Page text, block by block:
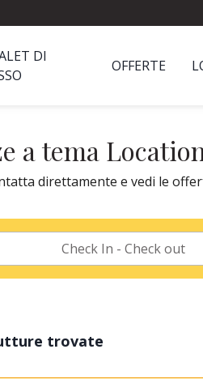
DI
OFFERTE
a tema
direttamente e vedi le
trovate